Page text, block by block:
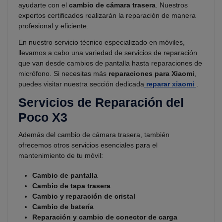
ayudarte con el cambio de cámara trasera. Nuestros
expertos certificados realizarán la reparación de manera
profesional y eficiente.
En nuestro servicio técnico especializado en móviles,
llevamos a cabo una variedad de servicios de reparación
que van desde cambios de pantalla hasta reparaciones de
micrófono. Si necesitas más reparaciones para Xiaomi
puedes visitar nuestra sección dedicada reparar xiaomi
Servicios de Reparación del
Poco X3
Además del cambio de cámara trasera, también
ofrecemos otros servicios esenciales para el
mantenimiento de tu móvil:
Cambio de pantalla
Cambio de tapa trasera
Cambio y reparación de cristal
Cambio de batería
Reparación y cambio de conector de carga